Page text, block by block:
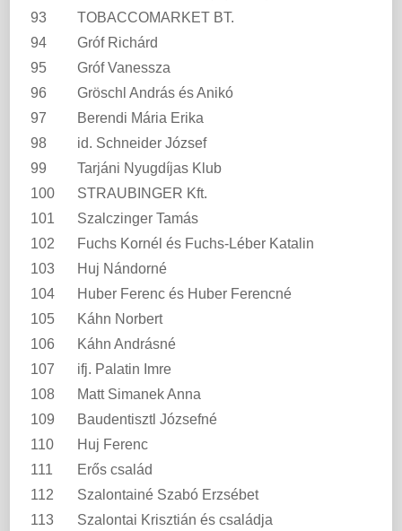
93
TOBACCOMARKET BT.
94
Gróf Richárd
95
Gróf Vanessza
96
Gröschl András és Anikó
97
Berendi Mária Erika
98
id. Schneider József
99
Tarjáni Nyugdíjas Klub
100
STRAUBINGER Kft.
101
Szalczinger Tamás
102
Fuchs Kornél és Fuchs-Léber Katalin
103
Huj Nándorné
104
Huber Ferenc és Huber Ferencné
105
Káhn Norbert
106
Káhn Andrásné
107
ifj. Palatin Imre
108
Matt Simanek Anna
109
Baudentisztl Józsefné
110
Huj Ferenc
111
Erős család
112
Szalontainé Szabó Erzsébet
113
Szalontai Krisztián és családja